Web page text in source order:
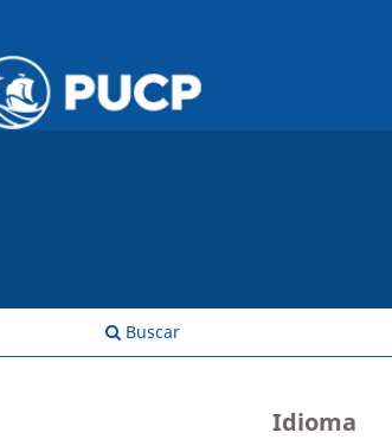
Buscar
Idioma